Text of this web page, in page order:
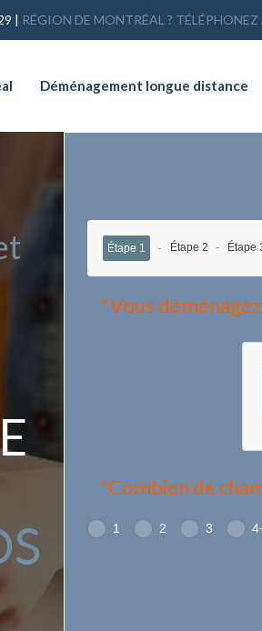
| RÉGION DE MONTRÉAL ? TÉLÉPHONEZ
Déménagement longue distance
Étape 1 Étape 2 Étape
*Vous
*Combien de
1 2 3